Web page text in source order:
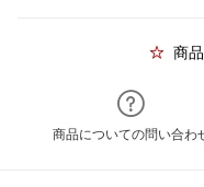
商
商品についての問い合わ